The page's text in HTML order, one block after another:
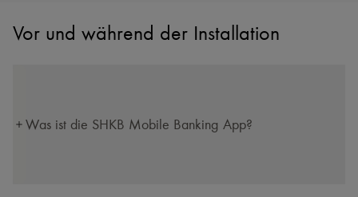
Vor und während der Installation
Was ist die SHKB Mobile Banking App?